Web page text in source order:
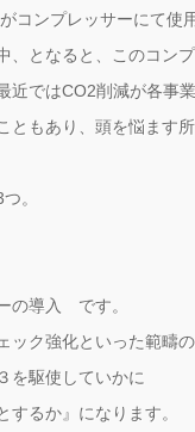
コンプレッサーにて使
、となると、このコン
ではCO2削減が各事
ともあり、頭を悩ます
。
の導入 です。
ック強化といった範疇
を駆使していかに
するか』になります。